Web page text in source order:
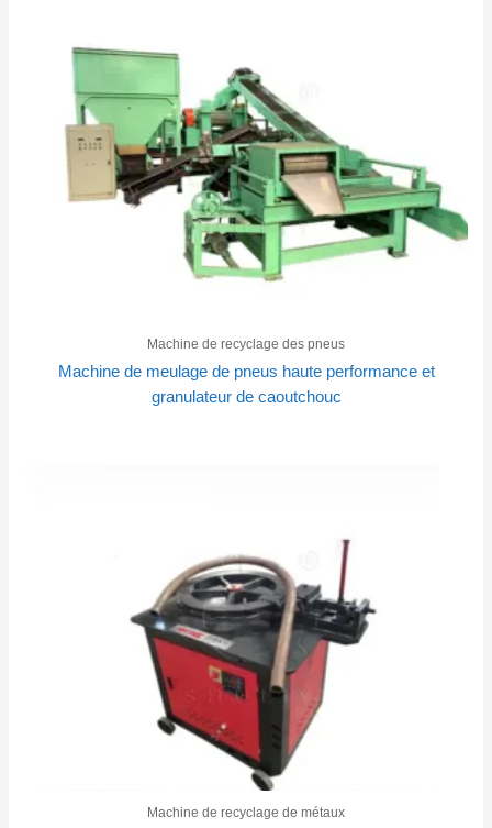
Machine de recyclage des pneus
Machine de meulage de pneus haute performance et
granulateur de caoutchouc
Machine de recyclage de métaux